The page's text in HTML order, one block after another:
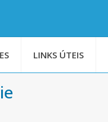
LINKS ÚTEIS